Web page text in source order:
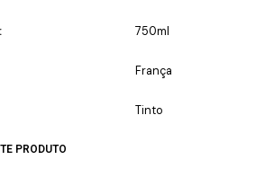
750ml
França
Tinto
PRODUTO